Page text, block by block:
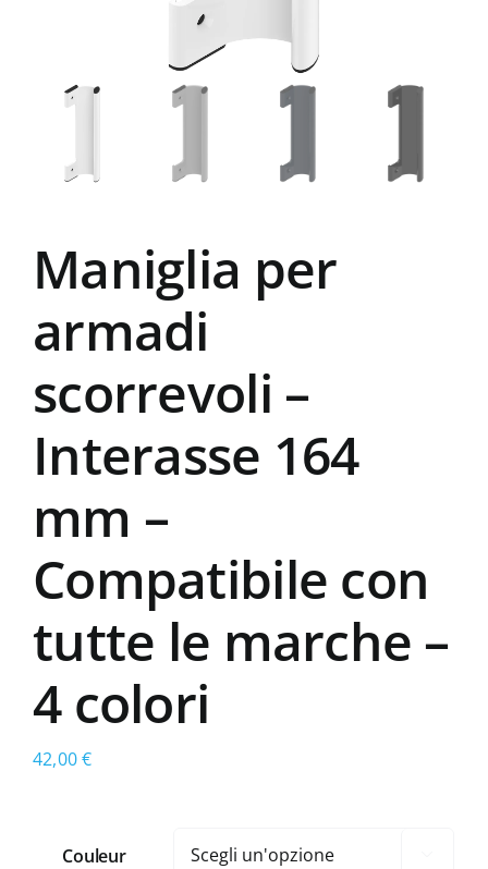
Maniglia per
armadi
scorrevoli –
Interasse 164
mm –
Compatibile con
tutte le marche –
4 colori
42,00€
Couleur